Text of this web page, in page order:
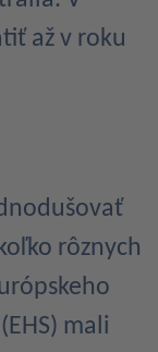
až v roku
rôznych
mali